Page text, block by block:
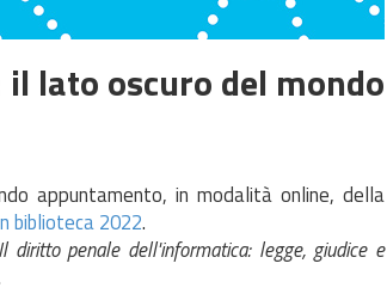
lato oscuro del mondo
appuntamento, in modalità online, della
biblioteca 2022.
Il diritto penale dell'informatica: legge, giudice e